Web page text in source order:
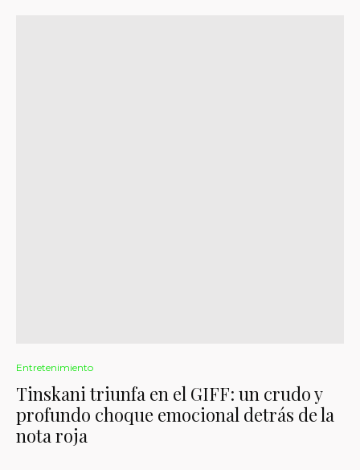
Entretenimiento
Tinskani triunfa en el GIFF: un crudo y
profundo choque emocional detrás de la
nota roja